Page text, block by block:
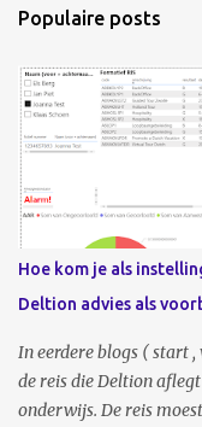
e
p
s
t
e
Populaire posts
Hoe kom je als
Deltion advies als
In eerdere blogs ( start
de reis die Deltion
onderwijs. De reis